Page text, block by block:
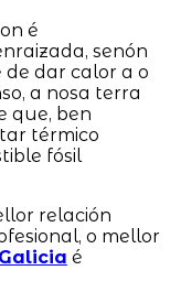
é
senón
dar calor a o
a nosa terra
que, ben
térmico
fósil
relación
o mellor
é